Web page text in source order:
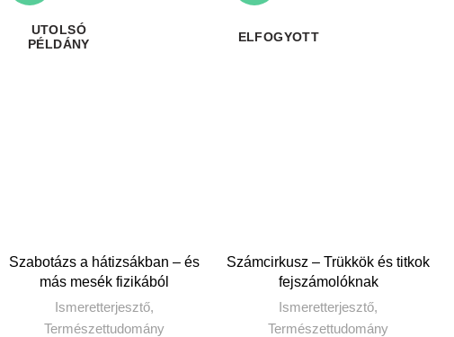
Szabotázs a hátizsákban – és
más mesék fizikából
Ismeretterjesztő,
Természettudomány
ELFOGYOTT
TOVÁBB
Számcirkusz – Trükkök és titkok
fejszámolóknak
Ismeretterjesztő,
Természettudomány